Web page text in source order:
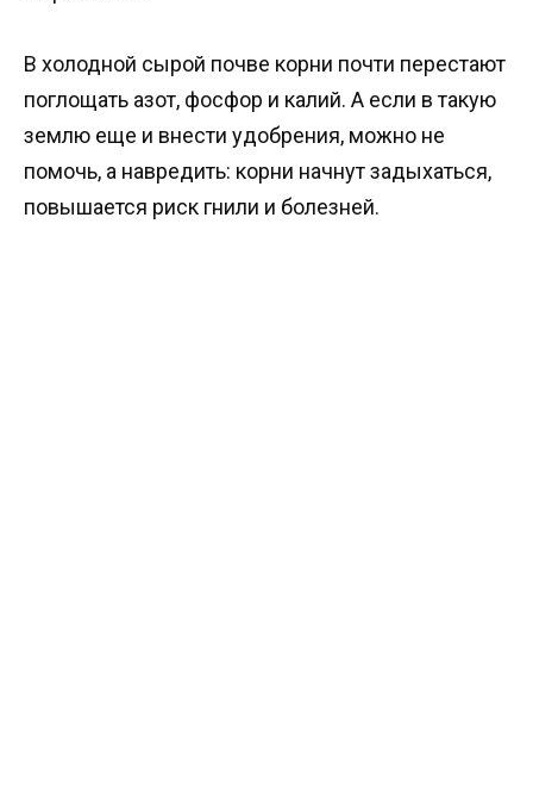
В холодной сырой почве корни почти перестают
поглощать азот, фосфор и калий. А если в такую
землю еще и внести удобрения, можно не
помочь, а навредить: корни начнут задыхаться,
повышается риск гнили и болезней.